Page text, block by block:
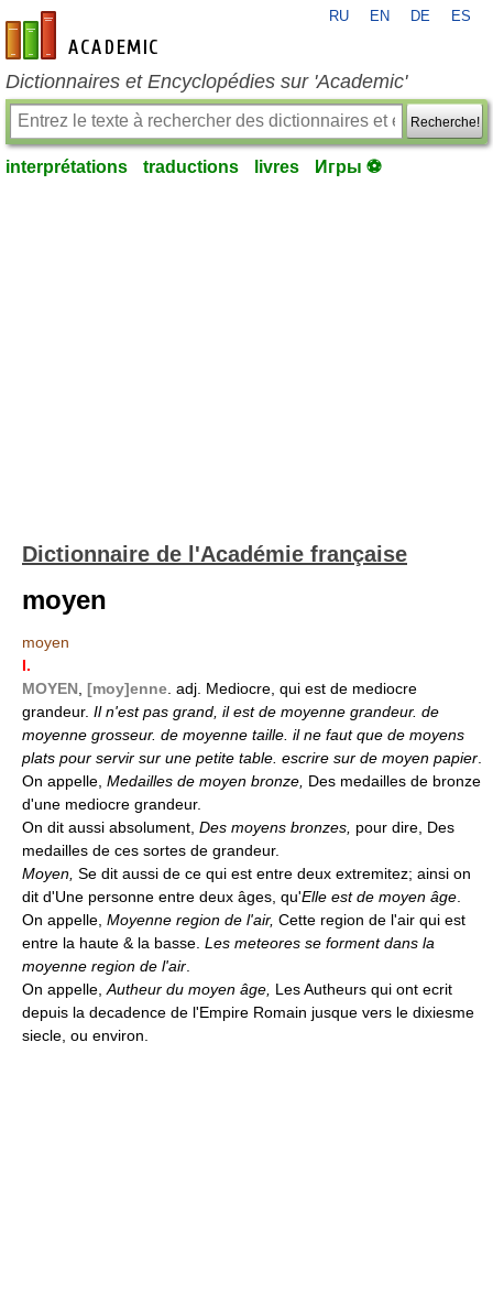
fr-academic.com
RU EN DE ES
Dictionnaires et Encyclopédies sur 'Academic'
Recherche!
interprétations traductions livres Игры ⚽
Dictionnaire de l'Académie française
moyen
moyen
I.
MOYEN [moy]enne . adj. Mediocre, qui est de mediocre
grandeur. Il n'est pas grand, il est de moyenne grandeur. de
moyenne grosseur. de moyenne taille. il ne faut que de moyens
plats pour servir sur une petite table. escrire sur de moyen papier
On appelle, Medailles de moyen bronze, Des medailles de bronze
d'une mediocre grandeur.
On dit aussi absolument, Des moyens bronzes, pour dire, Des
medailles de ces sortes de grandeur.
Moyen, Se dit aussi de ce qui est entre deux extremitez; ainsi on
dit d'Une personne entre deux âges, qu'Elle est de moyen âge
On appelle, Moyenne region de l'air, Cette region de l'air qui est
entre la haute & la basse. Les meteores se forment dans la
moyenne region de l'air
On appelle, Autheur du moyen âge, Les Autheurs qui ont ecrit
depuis la decadence de l'Empire Romain jusque vers le dixiesme
siecle, ou environ.